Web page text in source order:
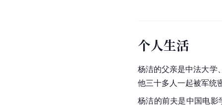
个人生活
杨洁的父亲是中法大学
他三十多人一起被军统
杨洁的前夫是中国电影